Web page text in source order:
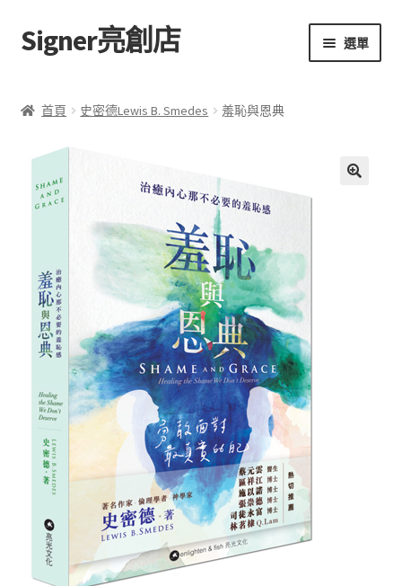
跳
至
覽
跳
至
要
Signer亮創店 選單
學校選書（小學）
學校選書（中學）
「此時此地 看見亮光」2025特展
網上書店
文創
聯絡我們+郵費
海外訂購書籍
登入
首頁 史密德Lewis B. Smedes 羞恥與恩典